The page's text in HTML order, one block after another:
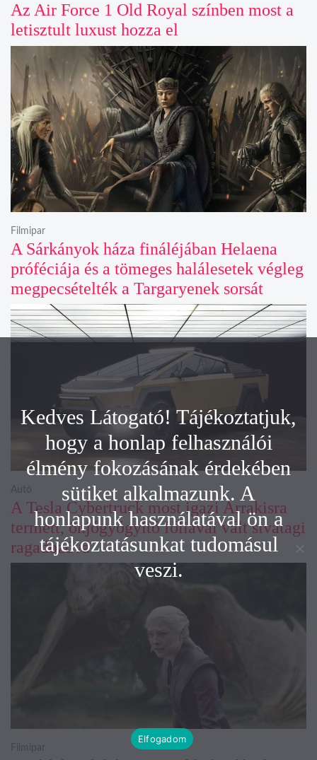
Az Air Force 1 Old Royal színben most a
letisztult luxust hozza el
A Sárkányok háza fináléjában Helaena
próféciája és a tömeges halálesetek végleg
megpecsételték a Targaryenek sorsát
Filmipar
A Tesla Cybertruck most igazi Arrakisra
termett, önjógyógyító fóliával vált sivatagi
ragadozóvá
Autó
Filmipar
Kedves Látogató! Tájékoztatjuk,
hogy a honlap felhasználói
élmény fokozásának érdekében
sütiket alkalmazunk. A
honlapunk használatával ön a
tájékoztatásunkat tudomásul
veszi.
Elfogadom